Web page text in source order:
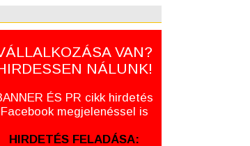
VAN?
NÁLUNK!
ÉS PR cikk hirdetés
Facebook megjelenéssel is
HIRDETÉS FELADÁSA: